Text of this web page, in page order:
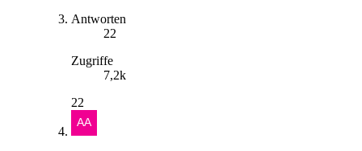
Antworten
22
Zugriffe
7,2k
22